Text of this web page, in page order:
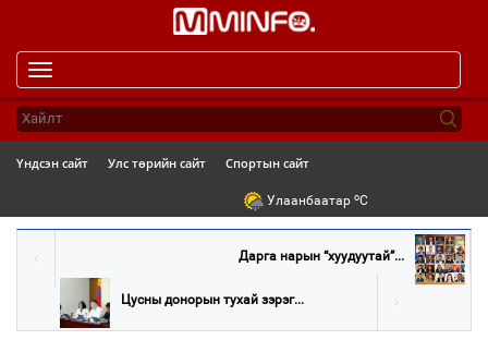
navigation
Үндсэн сайт Улс төрийн сайт Спортын сайт
Улаанбаатар oC
Дарга нарын “хуудуутай”...
Цусны донорын тухай зэрэг...